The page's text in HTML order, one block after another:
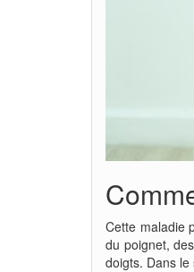
Cette maladie
du poignet,
doigts. Dans